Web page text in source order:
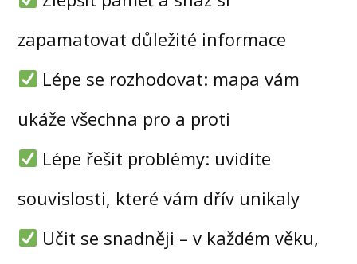
zapamatovat důležité informace
Lépe se rozhodovat: mapa vám
ukáže všechna pro a proti
Lépe řešit problémy: uvidíte
souvislosti, které vám dřív unikaly
Učit se snadněji – v každém věku,